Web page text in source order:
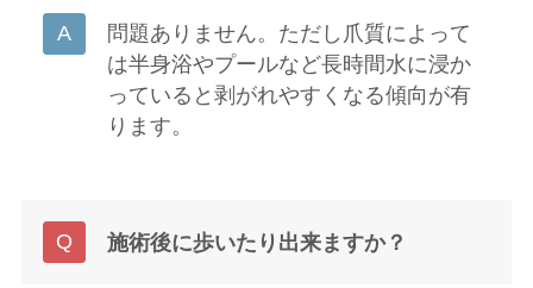
問題ありません。ただし爪質によって
は半身浴やプールなど長時間水に浸か
っていると剥がれやすくなる傾向が有
ります。
施術後に歩いたり出来ますか？